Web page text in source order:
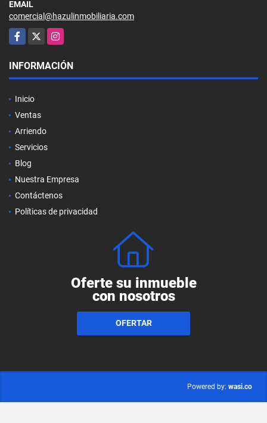
EMAIL
comercial@hazulinmobiliaria.com
Facebook
X Instagram
INFORMACIÓN
Inicio
Ventas
Arriendo
Servicios
Blog
Nuestra Empresa
Contáctenos
Políticas de privacidad
Oferte su inmueble
con nosotros
OFERTAR
Powered by: wasi.co